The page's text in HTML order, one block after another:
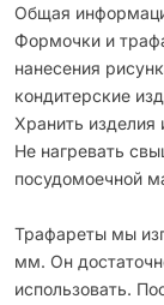
Общая
Формочки и
нанесения
кондитерские
Хранить
Не нагревать
посудомоечной
Трафареты мы
мм. Он
использовать.